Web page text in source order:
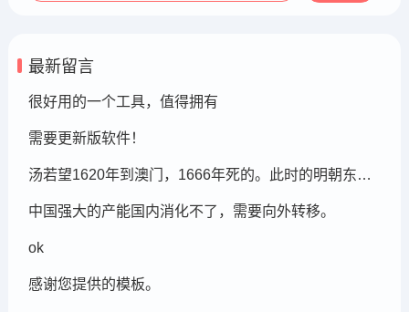
最新留言
很好用的一个工具，值得拥有
需要更新版软件！
汤若望1620年到澳门，1666年死的。此时的明朝东北地区已经被后金国成立了，在明朝灭亡的崇祯年间，汤若望还能和明朝天文学家一起到东北地区做这个制定历法的比赛，很强大啊。鹤岗，在今天的黑龙江省东部的鹤岗市
中国强大的产能国内消化不了，需要向外转移。
ok
感谢您提供的模板。